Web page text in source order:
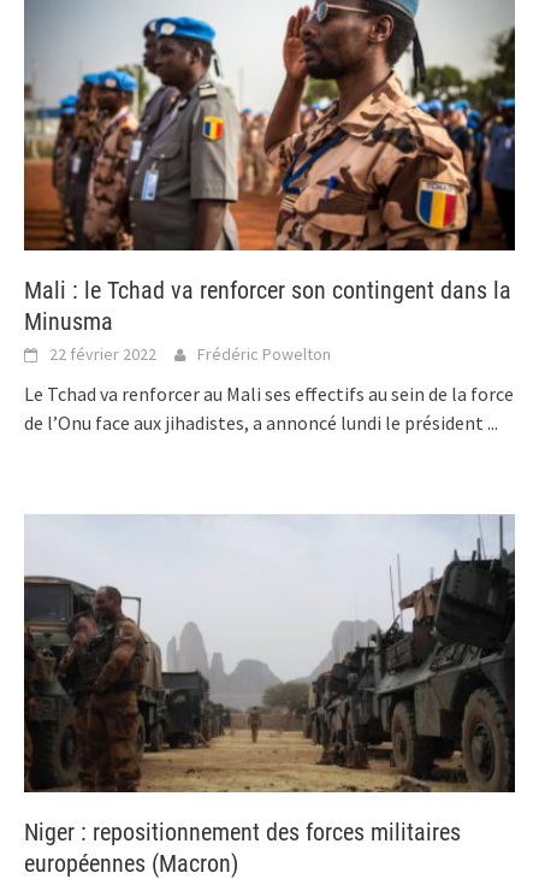
Mali : le Tchad va renforcer son contingent dans la
Minusma
22 février 2022 Frédéric Powelton
Le Tchad va renforcer au Mali ses effectifs au sein de la force
de l’Onu face aux jihadistes, a annoncé lundi le président ...
Niger : repositionnement des forces militaires
européennes (Macron)